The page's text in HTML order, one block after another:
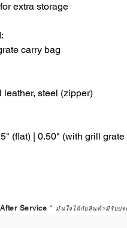
extra storage
carry bag
leather, steel (zipper)
(flat) | 0.50" (with grill
Service * มั่นใจได้กับสินค้ามีรับป